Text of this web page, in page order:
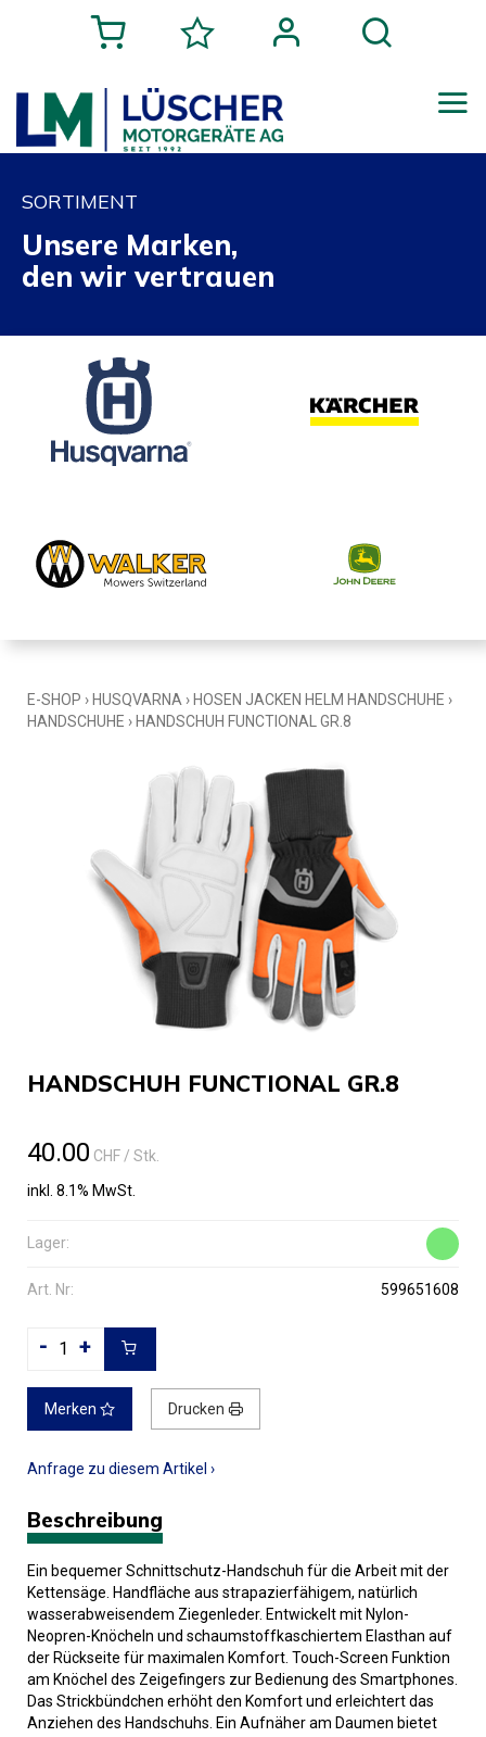
SORTIMENT
Unsere Marken,
den wir vertrauen
E-SHOP › HUSQVARNA › HOSEN JACKEN HELM HANDSCHUHE ›
HANDSCHUHE › HANDSCHUH FUNCTIONAL GR.8
HANDSCHUH FUNCTIONAL GR.8
40.00 CHF/ Stk.
inkl. 8.1% MwSt.
Lager:
Art. Nr: 599651608
- +
Merken Drucken
Anfrage zu diesem Artikel ›
Beschreibung
Ein bequemer Schnittschutz-Handschuh für die Arbeit mit der
Kettensäge. Handfläche aus strapazierfähigem, natürlich
wasserabweisendem Ziegenleder. Entwickelt mit Nylon-
Neopren-Knöcheln und schaumstoffkaschiertem Elasthan auf
der Rückseite für maximalen Komfort. Touch-Screen Funktion
am Knöchel des Zeigefingers zur Bedienung des Smartphones.
Das Strickbündchen erhöht den Komfort und erleichtert das
Anziehen des Handschuhs. Ein Aufnäher am Daumen bietet